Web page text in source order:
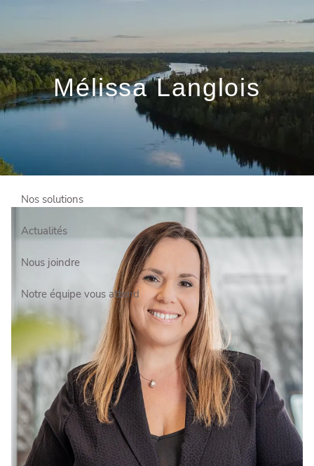
Prendre rendez-vous
gratuitement
Connexion client
Nos solutions
Actualités
Nous joindre
Notre équipe vous attend
Mélissa Langlois